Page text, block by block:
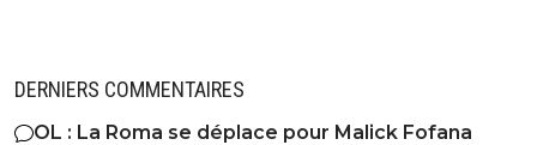
DERNIERS COMMENTAIRES
OL : La Roma se déplace pour Malick Fofana